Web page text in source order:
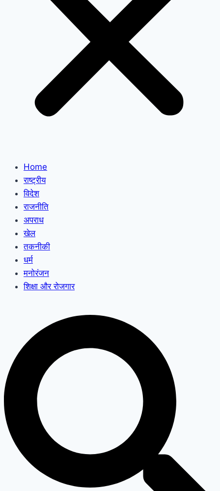
Home
राष्ट्रीय
विदेश
राजनीति
अपराध
खेल
तकनीकी
धर्म
मनोरंजन
शिक्षा और रोजगार